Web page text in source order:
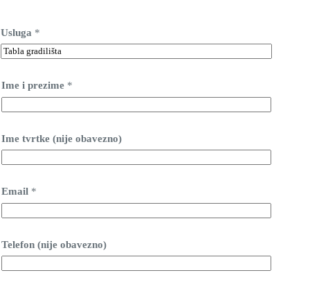
Usluga *
Ime i prezime *
Ime tvrtke (nije obavezno)
Email *
Telefon (nije obavezno)